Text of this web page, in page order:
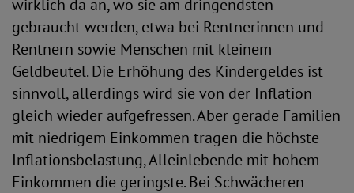
wirklich da an, wo sie am dringendsten
gebraucht werden, etwa bei Rentnerinnen und
Rentnern sowie Menschen mit kleinem
Geldbeutel. Die Erhöhung des Kindergeldes ist
sinnvoll, allerdings wird sie von der Inflation
gleich wieder aufgefressen. Aber gerade Familien
mit niedrigem Einkommen tragen die höchste
Inflationsbelastung, Alleinlebende mit hohem
Einkommen die geringste. Bei Schwächeren